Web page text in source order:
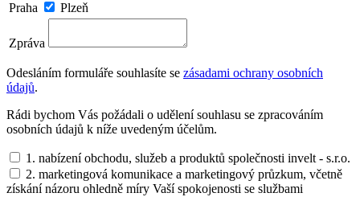
Praha
Plzeň
Zpráva
Odesláním formuláře souhlasíte se zásadami ochrany osobních
údajů.
Rádi bychom Vás požádali o udělení souhlasu se zpracováním
osobních údajů k níže uvedeným účelům.
1. nabízení obchodu, služeb a produktů společnosti invelt - s.r.o.
2. marketingová komunikace a marketingový průzkum, včetně
získání názoru ohledně míry Vaší spokojenosti se službami